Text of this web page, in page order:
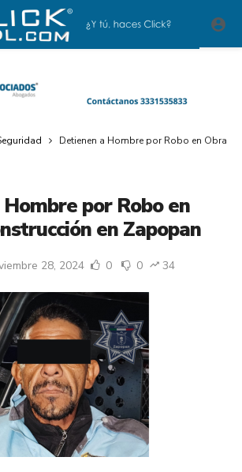
Detienen a Hombre por Robo en Obra
por Robo en
en Zapopan
28, 2024 0 0 34